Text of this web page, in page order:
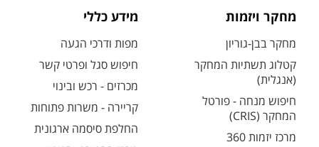
מחקר ויזמות
מחקר בבן-גוריון
קטלוג תשתיות המחקר
(אנגלית)
חיפוש מנחה - פורטל
המחקר (CRIS)
מרכז יזמות 360
מידע כללי
מפות ודרכי הגעה
חיפוש סגל ופרטי קשר
מכרזים - רכש ובינוי
קריירה - משרות פתוחות
החלפת סיסמה ארגונית